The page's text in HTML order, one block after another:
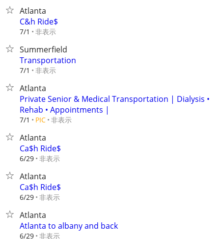
Atlanta
C&h Ride$
7/1 非表示
Summerfield
Transportation
7/1 非表示
Atlanta
Private Senior & Medical Transportation | Dialysis •
Rehab • Appointments |
7/1 PIC 非表示
Atlanta
Ca$h Ride$
6/29 非表示
Atlanta
Ca$h Ride$
6/29 非表示
Atlanta
Atlanta to albany and back
6/29 非表示